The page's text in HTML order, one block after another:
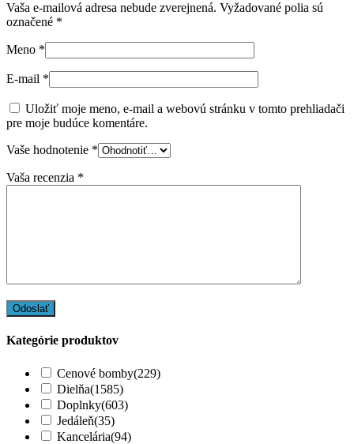
Vaša e-mailová adresa nebude zverejnená. Vyžadované polia sú
označené *
Meno *
E-mail *
Uložiť moje meno, e-mail a webovú stránku v tomto prehliadači
pre moje budúce komentáre.
Vaše hodnotenie *
Vaša recenzia *
Kategórie produktov
Cenové bomby(229)
Dielňa(1585)
Doplnky(603)
Jedáleň(35)
Kancelária(94)